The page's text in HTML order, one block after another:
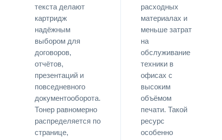
текста делают
картридж
надёжным
выбором для
договоров,
отчётов,
презентаций и
повседневного
документооборота.
Тонер равномерно
распределяется по
странице,
расходных
материалах и
меньше затрат
на
обслуживание
техники в
офисах с
высоким
объёмом
печати. Такой
ресурс
особенно